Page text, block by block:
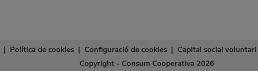
| Política de cookies | Configuració de cookies | Capital social voluntari
Copyright - Consum Cooperativa 2026